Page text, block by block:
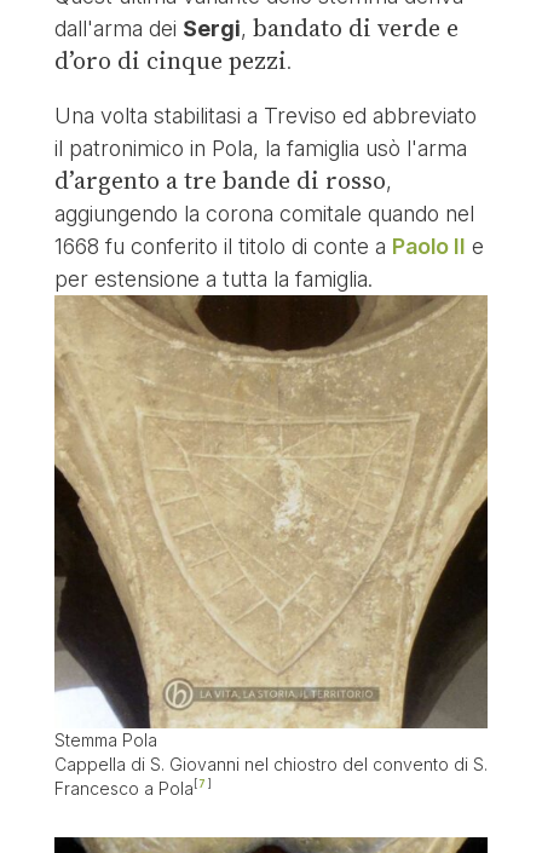
dall'arma dei Sergi, bandato di verde e
d’oro di cinque pezzi.
Una volta stabilitasi a Treviso ed abbreviato
il patronimico in Pola, la famiglia usò l'arma
d’argento a tre bande di rosso,
aggiungendo la corona comitale quando nel
1668 fu conferito il titolo di conte a Paolo II e
per estensione a tutta la famiglia.
Stemma Pola
Cappella di S. Giovanni nel chiostro del convento di S.
Francesco a Pola 7